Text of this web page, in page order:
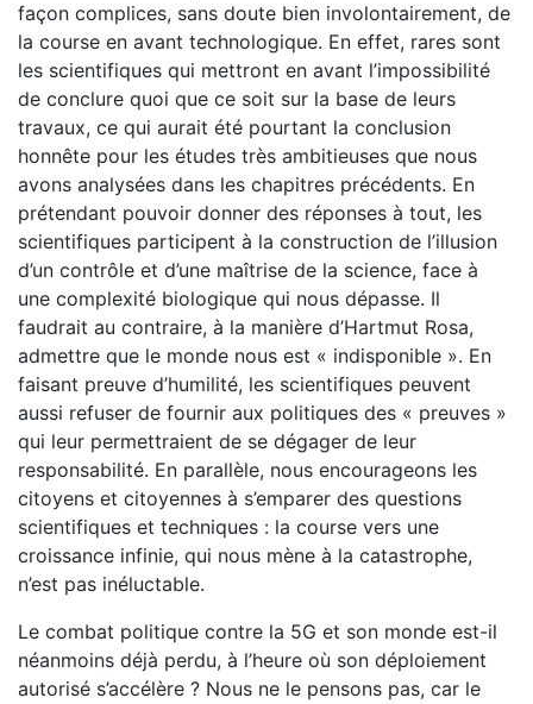
façon complices, sans doute bien involontairement, de
la course en avant technologique. En effet, rares sont
les scientifiques qui mettront en avant l’impossibilité
de conclure quoi que ce soit sur la base de leurs
travaux, ce qui aurait été pourtant la conclusion
honnête pour les études très ambitieuses que nous
avons analysées dans les chapitres précédents. En
prétendant pouvoir donner des réponses à tout, les
scientifiques participent à la construction de l’illusion
d’un contrôle et d’une maîtrise de la science, face à
une complexité biologique qui nous dépasse. Il
faudrait au contraire, à la manière d’Hartmut Rosa,
admettre que le monde nous est « indisponible ». En
faisant preuve d’humilité, les scientifiques peuvent
aussi refuser de fournir aux politiques des « preuves »
qui leur permettraient de se dégager de leur
responsabilité. En parallèle, nous encourageons les
citoyens et citoyennes à s’emparer des questions
scientifiques et techniques : la course vers une
croissance infinie, qui nous mène à la catastrophe,
n’est pas inéluctable.
Le combat politique contre la 5G et son monde est-il
néanmoins déjà perdu, à l’heure où son déploiement
autorisé s’accélère ? Nous ne le pensons pas, car le